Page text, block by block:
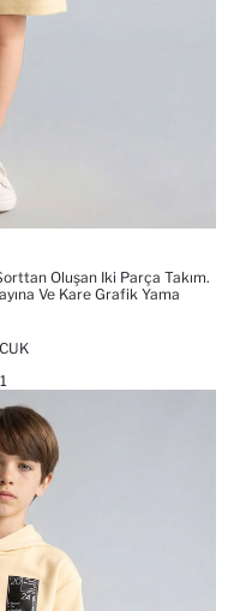
Oluşan Iki Parça Takım.
Ve Kare Grafik Yama